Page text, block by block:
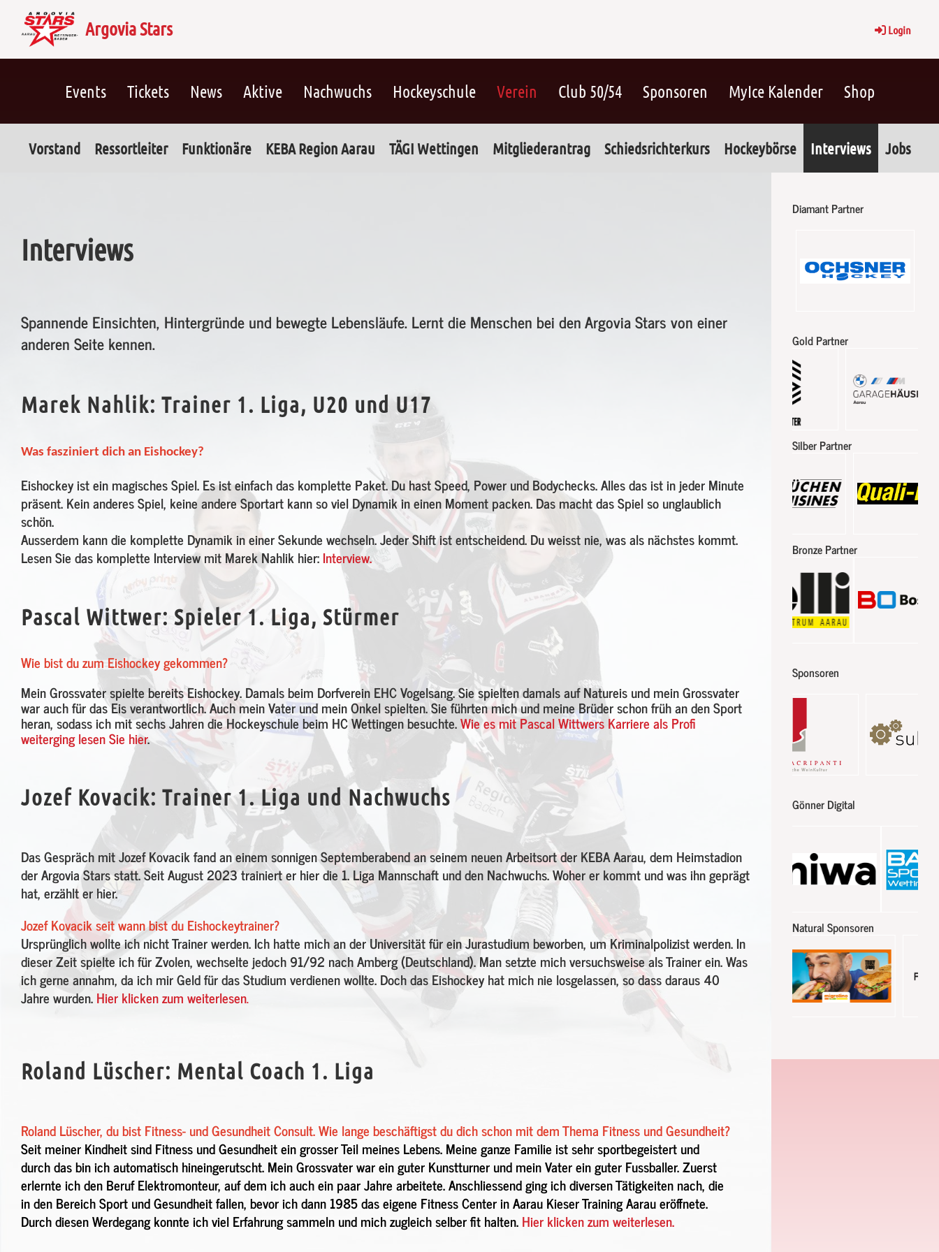
Argovia Stars Login
Events Tickets News Aktive Nachwuchs Hockeyschule Verein Club 50/54 Sponsoren MyIce Kalender Shop
Vorstand Ressortleiter Funktionäre KEBA Region Aarau TÄGI Wettingen Mitgliederantrag Schiedsrichterkurs Hockeybörse Interviews Jobs
Interviews
Spannende Einsichten, Hintergründe und bewegte Lebensläufe. Lernt die Menschen bei den Argovia Stars von einer
anderen Seite kennen.
Marek Nahlik: Trainer 1. Liga, U20 und U17
Was fasziniert dich an Eishockey?
Eishockey ist ein magisches Spiel. Es ist einfach das komplette Paket. Du hast Speed, Power und Bodychecks. Alles das ist in jeder Minute
präsent. Kein anderes Spiel, keine andere Sportart kann so viel Dynamik in einen Moment packen. Das macht das Spiel so unglaublich
schön.
Ausserdem kann die komplette Dynamik in einer Sekunde wechseln. Jeder Shift ist entscheidend. Du weisst nie, was als nächstes kommt.
Lesen Sie das komplette Interview mit Marek Nahlik hier:Interview.
Pascal Wittwer: Spieler 1. Liga, Stürmer
Wie bist du zum Eishockey gekommen?
Mein Grossvater spielte bereits Eishockey. Damals beim Dorfverein EHC Vogelsang. Sie spielten damals auf Natureis und mein Grossvater
war auch für das Eis verantwortlich. Auch mein Vater und mein Onkel spielten. Sie führten mich und meine Brüder schon früh an den Sport
heran, sodass ich mit sechs Jahren die Hockeyschule beim HC Wettingen besuchte.Wie es mit Pascal Wittwers Karriere als Profi
weiterging lesen Sie hier.
Jozef Kovacik: Trainer 1. Liga und Nachwuchs
Das Gespräch mit Jozef Kovacik fand an einem sonnigen Septemberabend an seinem neuen Arbeitsort der KEBA Aarau, dem Heimstadion
der Argovia Stars statt. Seit August 2023 trainiert er hier die 1. Liga Mannschaft und den Nachwuchs. Woher er kommt und was ihn geprägt
hat, erzählt er hier.
Jozef Kovacik seit wann bist du Eishockeytrainer?
Ursprünglich wollte ich nicht Trainer werden. Ich hatte mich an der Universität für ein Jurastudium beworben, um Kriminalpolizist werden. In
dieser Zeit spielte ich für Zvolen, wechselte jedoch 91/92 nach Amberg (Deutschland). Man setzte mich versuchsweise als Trainer ein. Was
ich gerne annahm, da ich mir Geld für das Studium verdienen wollte. Doch das Eishockey hat mich nie losgelassen, so dass daraus 40
Jahre wurden.Hier klicken zum weiterlesen.
Roland Lüscher: Mental Coach 1. Liga
Roland Lüscher, du bist Fitness- und Gesundheit Consult. Wie lange beschäftigst du dich schon mit dem Thema Fitness und Gesundheit?
Seit meiner Kindheit sind Fitness und Gesundheit ein grosser Teil meines Lebens. Meine ganze Familie ist sehr sportbegeistert und
durch das bin ich automatisch hineingerutscht. Mein Grossvater war ein guter Kunstturner und mein Vater ein guter Fussballer. Zuerst
erlernte ich den Beruf Elektromonteur, auf dem ich auch ein paar Jahre arbeitete. Anschliessend ging ich diversen Tätigkeiten nach, die
in den Bereich Sport und Gesundheit fallen, bevor ich dann 1985 das eigene Fitness Center in Aarau Kieser Training Aarau eröffnete.
Durch diesen Werdegang konnte ich viel Erfahrung sammeln und mich zugleich selber fit halten.Hier klicken zum weiterlesen.
Diamant Partner
Gold Partner
Silber Partner
Bronze Partner
Sponsoren
Gönner Digital
Natural Sponsoren